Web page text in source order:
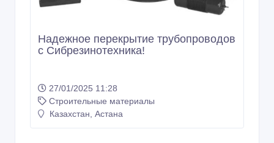
Ремонт недвижимости для наших в
Испании и ЕС: Астана